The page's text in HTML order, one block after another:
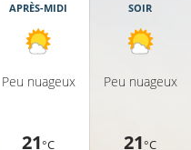
APRÈS-MIDI
Peu nuageux
21°C
SOIR
Peu nuageux
21°C